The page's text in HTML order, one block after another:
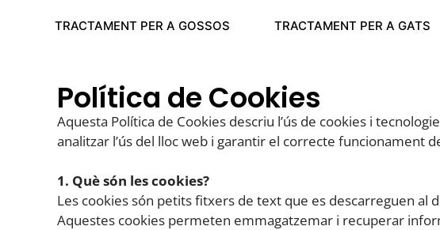
TRACTAMENT PER A GOSSOS TRACTAMENT PER A GATS
Política de Cookies
Aquesta Política de Cookies descriu l’ús de cookies i
analitzar l’ús del lloc web i garantir el correcte funcionament
1. Què són les cookies?
Les cookies són petits fitxers de text que es descarreguen al
Aquestes cookies permeten emmagatzemar i recuperar